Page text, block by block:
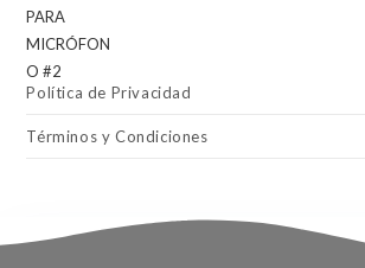
Política de Privacidad
Términos y Condiciones